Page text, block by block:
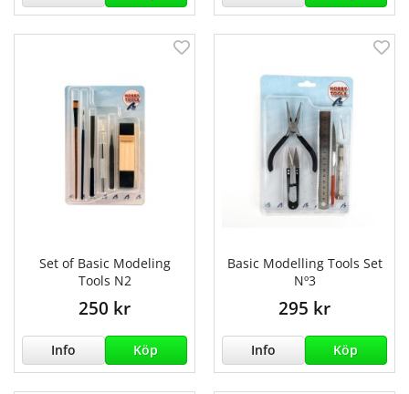
Set of Basic Modeling
Tools N2
250 kr
Info Köp
Basic Modelling Tools Set
Nº3
295 kr
Info Köp